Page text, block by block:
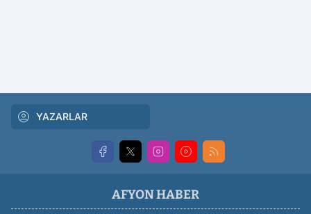
YAZARLAR
AFYON HABER